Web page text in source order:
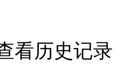
看历史记录